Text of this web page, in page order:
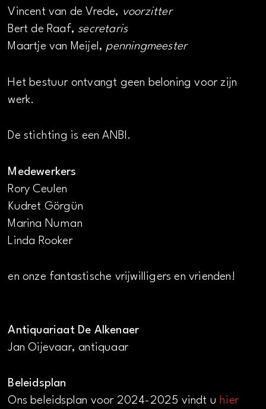
Vincent van de Vrede, voorzitter
Bert de Raaf, secretaris
Maartje van Meijel, penningmeester
Het bestuur ontvangt geen beloning voor zijn
werk.
De stichting is een ANBI.
Medewerkers
Rory Ceulen
Kudret Görgün
Marina Numan
Linda Rooker
en onze fantastische vrijwilligers en vrienden!
Antiquariaat De Alkenaer
Jan Oijevaar, antiquaar
Beleidsplan
Ons beleidsplan voor 2024-2025 vindt uhier